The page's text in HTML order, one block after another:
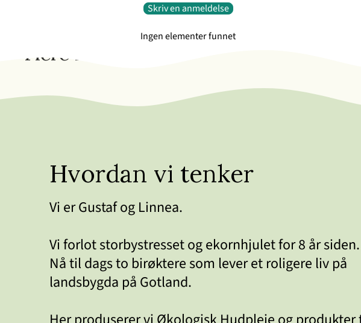
Skriv en anmeldelse
Ingen elementer funnet
Flere favoritter
Hvordan vi tenker
Vi er Gustaf og Linnea.
Vi forlot storbystresset og ekornhjulet for 8 år siden.
Nå til dags to birøktere som lever et roligere liv på
landsbygda på Gotland.